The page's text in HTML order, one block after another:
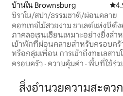
บ้านใน Brownsburg คะ
ซิราโน/สปา/ธรรมชาติ/ผ่อนคลาย
คอทเทจไม้สวยงาม ชาเลต์แห่งนี้ตั้งอยู่ในภูมิ
ภาคลอเรนเชียนเหมาะอย่างยิ่งสำ
เข้าพักที่ผ่อนคลายสำหรับครอบครั
หรือกลุ่มเพื่อน การเข้าถึงทะเลสาบโดยเส้น
ทางเล็ก ๆ ด้านหลังกระท่อม รองเท้
เดินบนหิมะ เรือคายัค และแพดเดิล
มาพร้อมกับสปาและเตาผิงในร่มนี่
ที่ที่เหมาะที่สุดในการสร้างความทร
ครอบครัว · ความคุ้มค่า · พื้นที่ใช้ร่ว
สิ่งอำนวยความสะด